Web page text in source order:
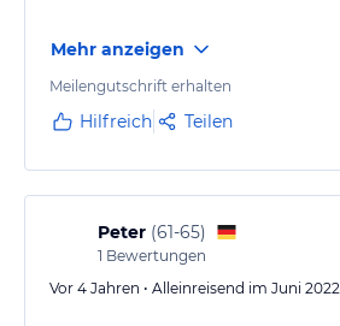
Mehr anzeigen
Meilengutschrift erhalten
Hilfreich Teilen
Peter (61-65)
1 Bewertungen
Vor 4 Jahren • Alleinreisend im Juni 2022